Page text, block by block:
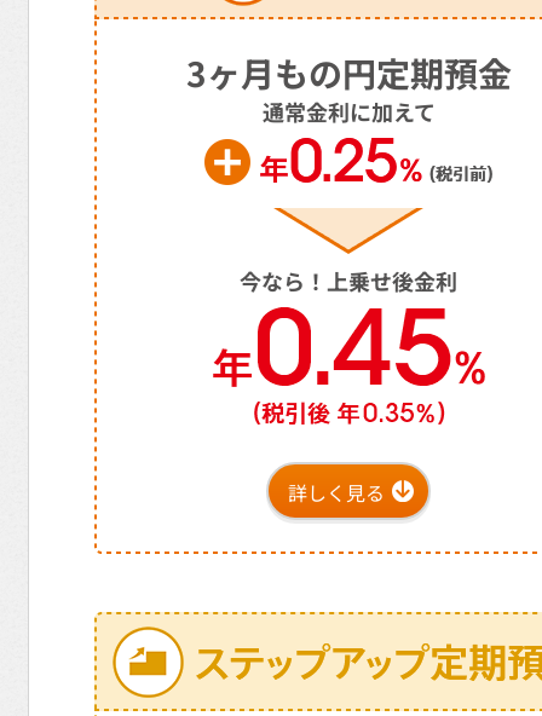
3ヶ月もの円定期預金
通常金利に加えて
今なら！上乗せ後金利
詳しく見る